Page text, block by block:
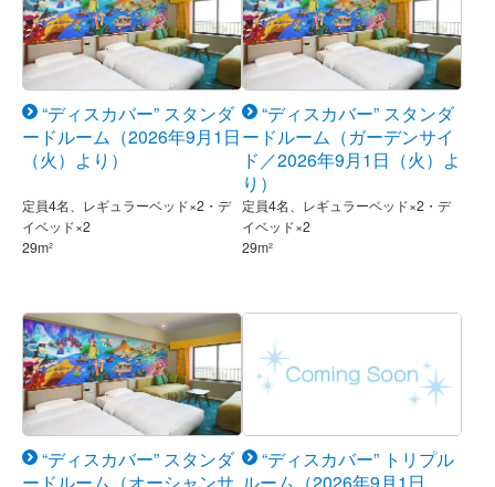
“ディスカバー” スタンダ
ードルーム（2026年9月1日
（火）より）
定員4名、レギュラーベッド×2・デ
イベッド×2
29m²
“ディスカバー” スタンダ
ードルーム（ガーデンサイ
ド／2026年9月1日（火）よ
り）
定員4名、レギュラーベッド×2・デ
イベッド×2
29m²
“ディスカバー” スタンダ
ードルーム（オーシャンサ
“ディスカバー” トリプル
ルーム（2026年9月1日